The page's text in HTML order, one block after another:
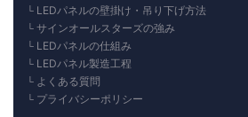
LEDパネルの壁掛け・吊り下げ方法
サインオールスターズの強み
LEDパネルの仕組み
LEDパネル製造工程
よくある質問
プライバシーポリシー